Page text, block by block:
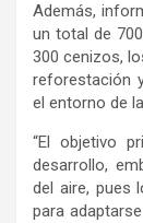
Además, i
un total de
300 cenizos,
reforestación
el entorno de
“El objetivo
desarrollo,
del aire, pues
para